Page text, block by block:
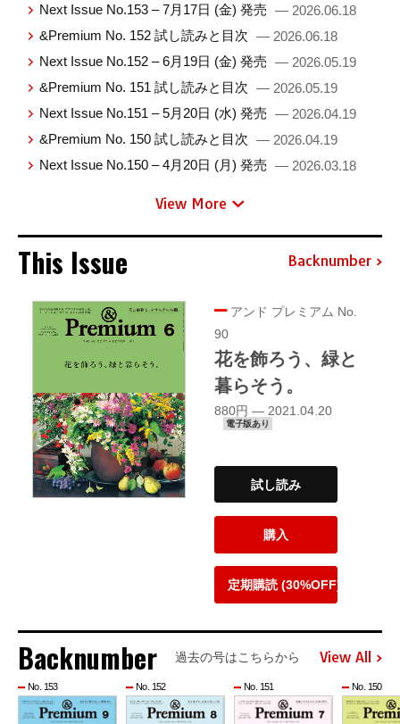
Next Issue No.153 – 7月17日 (金) 発売 — 2026.06.18
&Premium No. 152 試し読みと目次 — 2026.06.18
Next Issue No.152 – 6月19日 (金) 発売 — 2026.05.19
&Premium No. 151 試し読みと目次 — 2026.05.19
Next Issue No.151 – 5月20日 (水) 発売 — 2026.04.19
&Premium No. 150 試し読みと目次 — 2026.04.19
Next Issue No.150 – 4月20日 (月) 発売 — 2026.03.18
View More
This Issue Backnumber
アンド プレミアム No.
90
花を飾ろう、緑と
暮らそう。
880円 — 2021.04.20
電子版あり
試し読み
購入
定期購読 (30%OFF)
Backnumber 過去の号はこちらから View All
No. 153 No. 152 No. 151 No. 150